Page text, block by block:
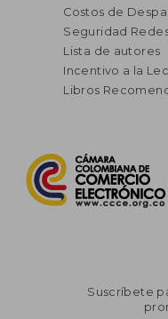
Costos de
Seguridad
Lista de autores
Incentivo a la
Libros
Suscríbete